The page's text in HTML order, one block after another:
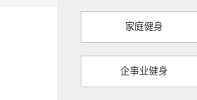
家庭健身
企事业健身